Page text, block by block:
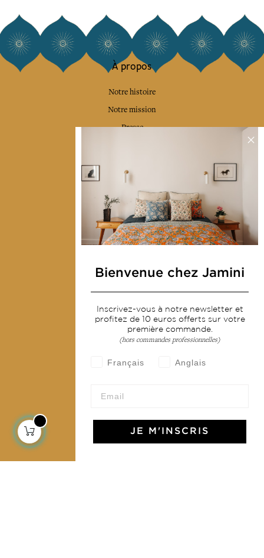
À propos
Notre histoire
Notre mission
Presse
Collections
Déco & Linge de maison
Linge de table
Sacs & pochettes
Services
Livraison & retour
CGV
L'Art de Vivre Jamini
Bienvenue chez Jamini
Inscrivez-vous à notre newsletter et
profitez de 10 euros offerts sur votre
première commande.
(hors commandes professionnelles)
Français Anglais
JE M'INSCRIS